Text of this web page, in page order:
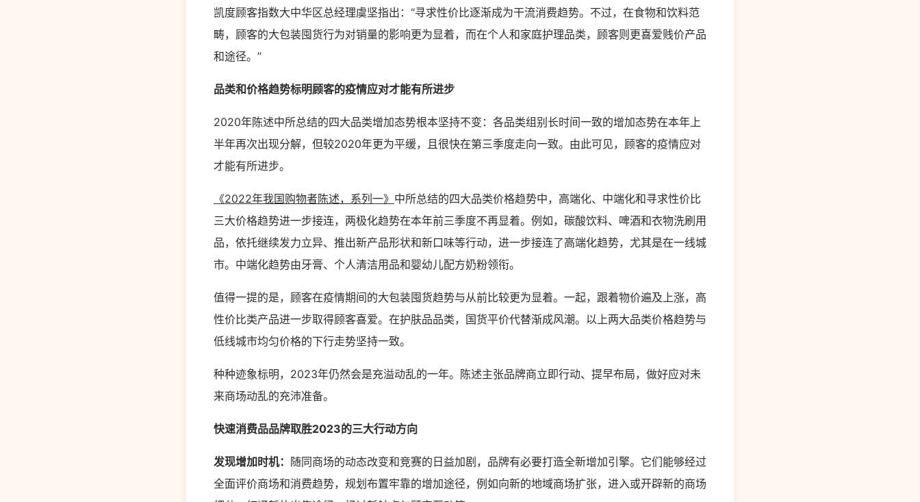
凯度顾客指数大中华区总经理虞坚指出：“寻求性价比逐渐成为干流消费趋势。不过，在食物和饮料范
畴，顾客的大包装囤货行为对销量的影响更为显着，而在个人和家庭护理品类，顾客则更喜爱贱价产品
和途径。”
品类和价格趋势标明顾客的疫情应对才能有所进步
2020年陈述中所总结的四大品类增加态势根本坚持不变：各品类组别长时间一致的增加态势在本年上
半年再次出现分解，但较2020年更为平缓，且很快在第三季度走向一致。由此可见，顾客的疫情应对
才能有所进步。
《2022年我国购物者陈述，系列一》 中所总结的四大品类价格趋势中，高端化、中端化和寻求性价比
三大价格趋势进一步接连，两极化趋势在本年前三季度不再显着。例如，碳酸饮料、啤酒和衣物洗刷用
品，依托继续发力立异、推出新产品形状和新口味等行动，进一步接连了高端化趋势，尤其是在一线城
市。中端化趋势由牙膏、个人清洁用品和婴幼儿配方奶粉领衔。
值得一提的是，顾客在疫情期间的大包装囤货趋势与从前比较更为显着。一起，跟着物价遍及上涨，高
性价比类产品进一步取得顾客喜爱。在护肤品品类，国货平价代替渐成风潮。以上两大品类价格趋势与
低线城市均匀价格的下行走势坚持一致。
种种迹象标明，2023年仍然会是充溢动乱的一年。陈述主张品牌商立即行动、提早布局，做好应对未
来商场动乱的充沛准备。
快速消费品品牌取胜2023的三大行动方向
发现增加时机： 随同商场的动态改变和竞赛的日益加剧，品牌有必要打造全新增加引擎。它们能够经过
全面评价商场和消费趋势，规划布置牢靠的增加途径，例如向新的地域商场扩张，进入或开辟新的商场